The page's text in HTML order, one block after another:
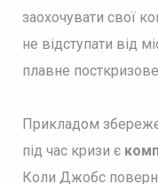
заохочувати свої
не відступати від
плавне
Прикладом
під час кризи є
Коли Джобс